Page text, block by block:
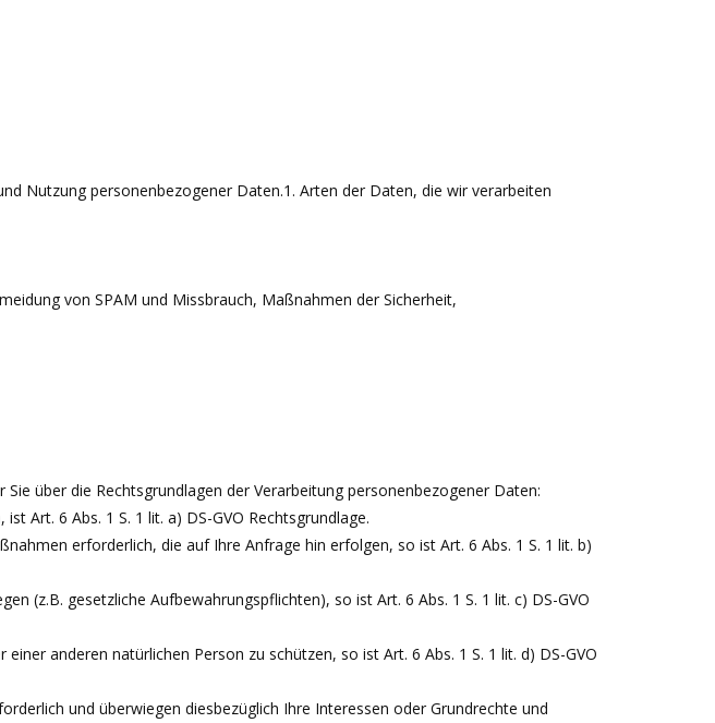
Nutzung personenbezogener Daten.1. Arten der Daten, die wir verarbeiten
von SPAM und Missbrauch, Maßnahmen der Sicherheit,
über die Rechtsgrundlagen der Verarbeitung personenbezogener Daten:
Art. 6 Abs. 1 S. 1 lit. a) DS-GVO Rechtsgrundlage.
erforderlich, die auf Ihre Anfrage hin erfolgen, so ist Art. 6 Abs. 1 S. 1 lit. b)
(z.B. gesetzliche Aufbewahrungspflichten), so ist Art. 6 Abs. 1 S. 1 lit. c) DS-GVO
anderen natürlichen Person zu schützen, so ist Art. 6 Abs. 1 S. 1 lit. d) DS-GVO
und überwiegen diesbezüglich Ihre Interessen oder Grundrechte und